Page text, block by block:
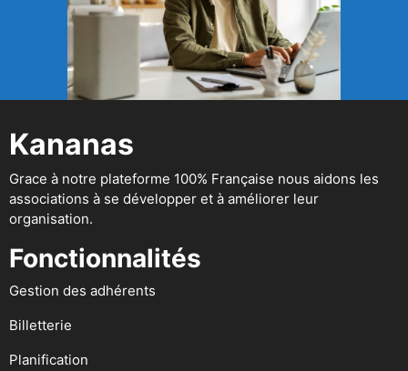
Kananas
Grace à notre plateforme 100% Française nous aidons les
associations à se développer et à améliorer leur
organisation.
Fonctionnalités
Gestion des adhérents
Billetterie
Planification